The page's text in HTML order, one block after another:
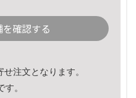
確認する
注文となります。
。